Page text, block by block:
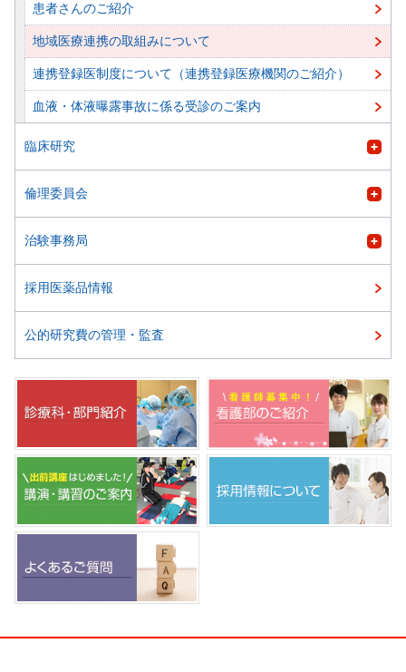
患者さんのご紹介
地域医療連携の取組みについて
連携登録医制度について（連携登録医療機関のご紹介）
血液・体液曝露事故に係る受診のご案内
臨床研究
倫理委員会
治験事務局
採用医薬品情報
公的研究費の管理・監査